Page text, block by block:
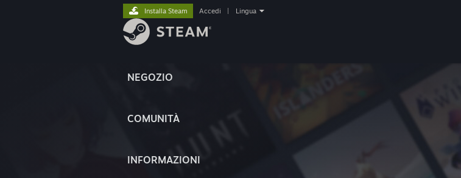
NEGOZIO
COMUNITÀ
INFORMAZIONI
Installa Steam Accedi Lingua